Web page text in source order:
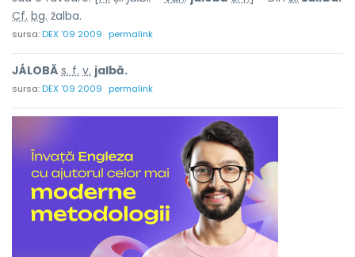
Cf. bg. žalba.
sursa:DEX '09 2009 permalink
JÁLOBĂ s. f. v. jalbă.
sursa:DEX '09 2009 permalink